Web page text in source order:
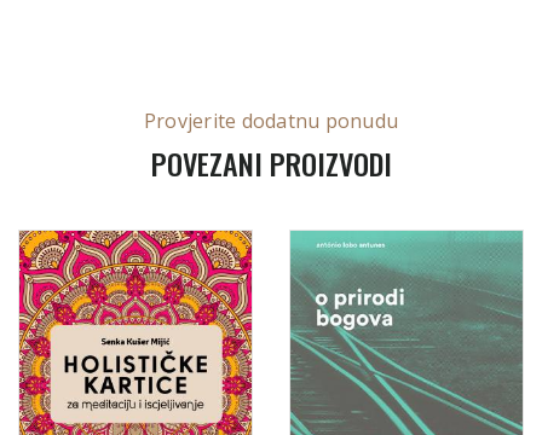
Provjerite dodatnu ponudu
POVEZANI PROIZVODI